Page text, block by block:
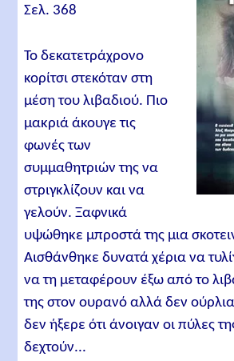
Σελ. 368
Το δεκατετράχρονο
κορίτσι στεκόταν στη
μέση του λιβαδιού. Πιο
μακριά άκουγε τις
φωνές των
συμμαθητριών της να
στριγκλίζουν και να
γελούν. Ξαφνικά
υψώθηκε μπροστά της μια
Αισθάνθηκε δυνατά χέρια να
να τη μεταφέρουν έξω από το
της στον ουρανό αλλά δεν
δεν ήξερε ότι άνοιγαν οι πύλες
δεχτούν...